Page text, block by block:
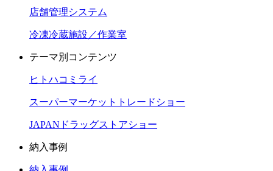
店舗管理システム
冷凍冷蔵施設／作業室
テーマ別コンテンツ
ヒトハコミライ
スーパーマーケットトレードショー
JAPANドラッグストアショー
納入事例